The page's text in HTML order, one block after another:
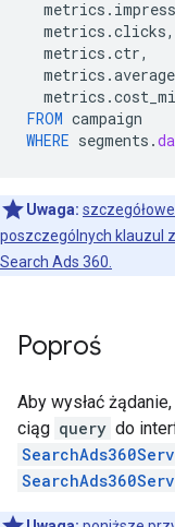
metrics .
metrics .clicks,
metrics .ctr,
metrics .
metrics .
FROM campaign
WHERE segments .
Uwaga:
poszczególnych klauzul
Search Ads 360.
Poproś
Aby wysłać
ciąg query do